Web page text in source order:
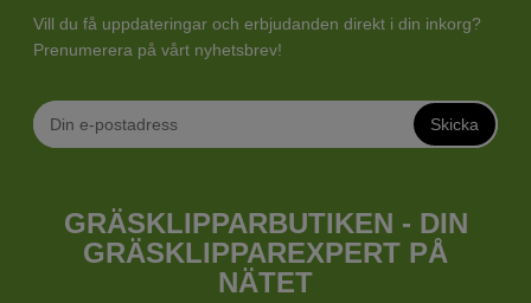
Vill du få uppdateringar och erbjudanden direkt i din inkorg?
Prenumerera på vårt nyhetsbrev!
Skicka
GRÄSKLIPPARBUTIKEN - DIN
GRÄSKLIPPAREXPERT PÅ
NÄTET